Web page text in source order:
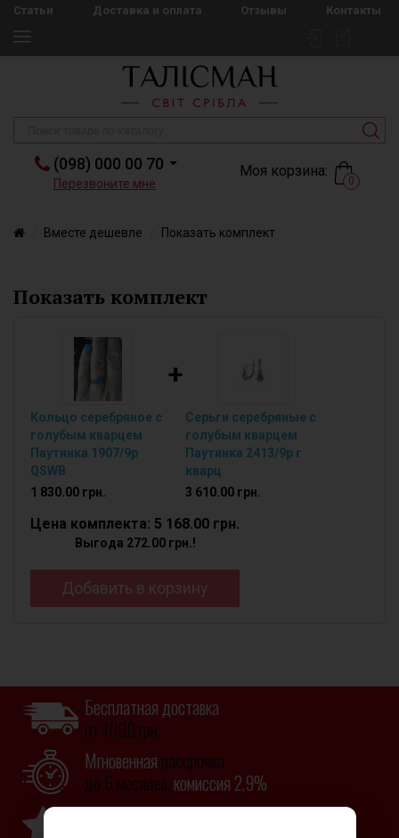
Статьи Доставка и оплата Отзывы Контакты
(098) 000 00 70
Перезвоните мне
Моя корзина:
0
Вместе дешевле Показать комплект
Показать комплект
Кольцо серебряное с
голубым кварцем
Паутинка 1907/9р
QSWB
1 830.00 грн.
+
Серьги серебряные с
голубым кварцем
Паутинка 2413/9р г
кварц
3 610.00 грн.
Цена комплекта: 5 168.00 грн.
Выгода 272.00 грн.!
Добавить в корзину
Бесплатная доставка
от 1000 грн.
Мгновенная рассрочка
до 6 месяцев, комиссия 2,9%
100% гарантия